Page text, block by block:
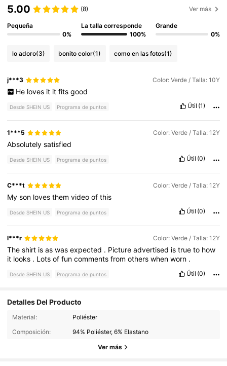
5.00 (8) Ver más
Pequeña
0%
La talla corresponde
100%
Grande
0%
lo adoro(3) bonito color(1) como en las fotos(1)
j***3 Color: Verde / Talla: 10Y
He loves it it fits good
Desde SHEIN US Programa de puntos Útil (1)
1***5 Color: Verde / Talla: 12Y
Absolutelysatisfied
Desde SHEIN US Programa de puntos Útil (0)
C***t Color: Verde / Talla: 12Y
Myson lovesthemvideoofthis
Desde SHEIN US Programa de puntos Útil (0)
l***r Color: Verde / Talla: 12Y
Theshirt isaswasexpected . Pictureadvertised istrueto how
it looks . Lotsoffuncommentsfromotherswhenworn .
Desde SHEIN US Programa de puntos Útil (0)
Detalles Del Producto
Material:
Poliéster
Composición:
94% Poliéster, 6% Elastano
Ver más
1.6K Seguidores